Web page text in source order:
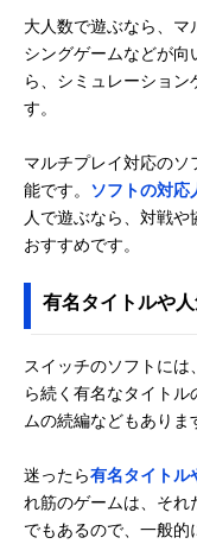
大人数で遊ぶなら、マ
シングゲームなどが向
ら、シミュレーション
す。
マルチプレイ対応の
能です。 ソフトの対応
人で遊ぶなら、対戦
おすすめです。
有名タイトルや
スイッチのソフトに
ら続く有名なタイト
ムの続編などもありま
迷ったら有名タイトル
れ筋のゲームは、それ
でもあるので、一般的